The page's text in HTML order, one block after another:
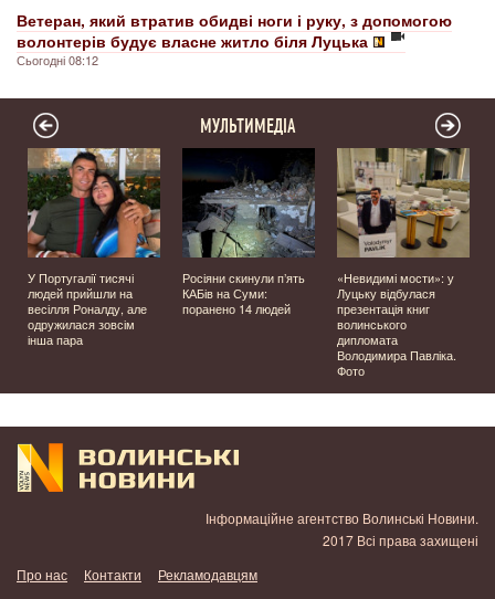
Ветеран, який втратив обидві ноги і руку, з допомогою
волонтерів будує власне житло біля Луцька
Сьогодні 08:12
МУЛЬТИМЕДІА
У Португалії тисячі
людей прийшли на
весілля Роналду, але
одружилася зовсім
інша пара
Росіяни скинули п’ять
КАБів на Суми:
поранено 14 людей
«Невидимі мости»: у
Луцьку відбулася
презентація книг
волинського
дипломата
Володимира Павліка.
Фото
Інформаційне агентство Волинські Новини.
2017 Всі права захищені
Про нас
Контакти Рекламодавцям